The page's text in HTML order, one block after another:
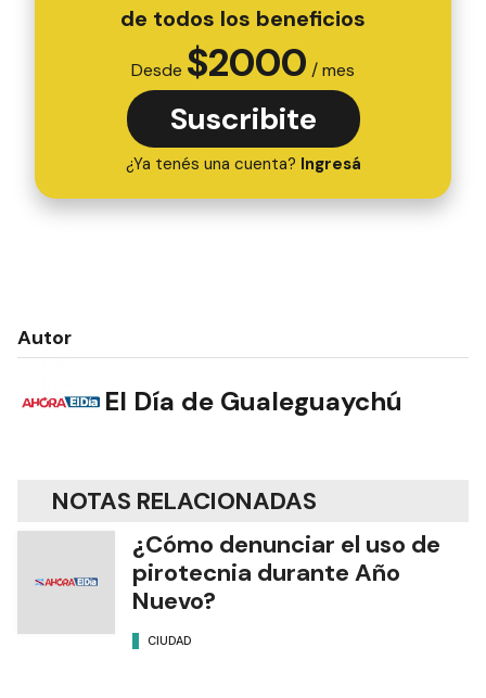
de todos los beneficios
Desde $2000 / mes
Suscribite
¿Ya tenés una cuenta? Ingresá
Autor
El Día de Gualeguaychú
NOTAS RELACIONADAS
¿Cómo denunciar el uso de
pirotecnia durante Año
Nuevo?
CIUDAD